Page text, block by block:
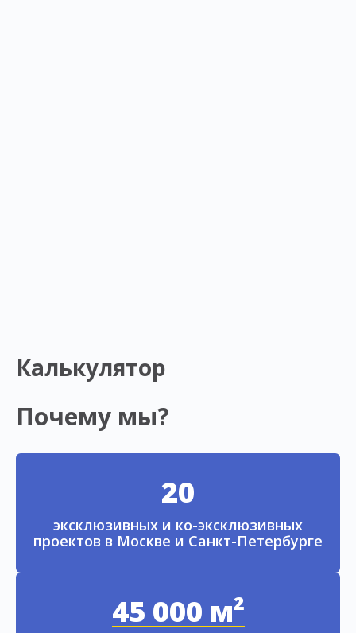
Калькулятор
Почему мы?
20
эксклюзивных и ко-эксклюзивных
проектов в Москве и Санкт-Петербурге
45 000 м²